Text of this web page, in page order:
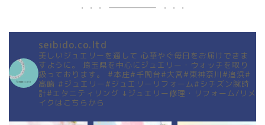
seibido.co.ltd
美しいジュエリーを通して 心華やぐ毎日をお届けできま
すように。
埼玉県を中心にジュエリー・ウォッチを取り
扱っております。
#本庄#千間台#大宮#東神奈川#追浜#
高崎 #ジュエリー#ジュエリーリフォーム#シチズン腕時
計#エタニティリング ↓ジュエリー修理・リフォーム/リメ
イクはこちらから